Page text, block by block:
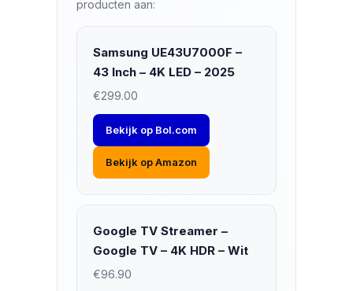
producten aan:
Samsung UE43U7000F –
43 Inch – 4K LED – 2025
€299.00
Bekijk op Bol.com
Bekijk op Amazon
Google TV Streamer –
Google TV – 4K HDR – Wit
€96.90